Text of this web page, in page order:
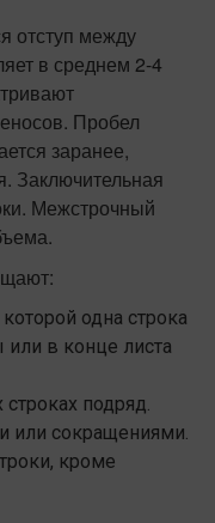
отступ между
в среднем 2-4
Пробел
заранее,
Заключительная
Межстрочный
одна строка
или в конце листа
подряд.
или сокращениями.
кроме